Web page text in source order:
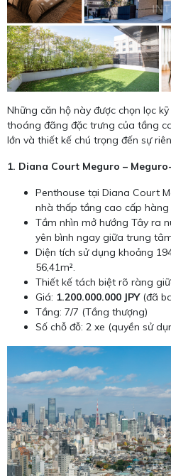
Những căn hộ này được chọn lọc
thoáng đãng đặc trưng của tầng
lớn và thiết kế chú trọng đến sự
1. Diana Court Meguro –
Penthouse tại Diana Court
nhà thấp tầng cao cấp hàng
Tầm nhìn mở hướng Tây ra
yên bình ngay giữa trung
Diện tích sử dụng khoảng
56,41m².
Thiết kế tách biệt rõ ràng
Giá: 1.200.000.000 JPY(đã
Tầng: 7/7 (Tầng thượng)
Số chỗ đỗ: 2 xe (quyền sử